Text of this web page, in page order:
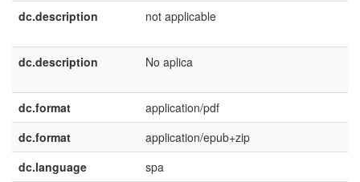
dc.description
not applicable
dc.description No aplica
dc.format
application/pdf
dc.format
application/epub+zip
dc.language
spa